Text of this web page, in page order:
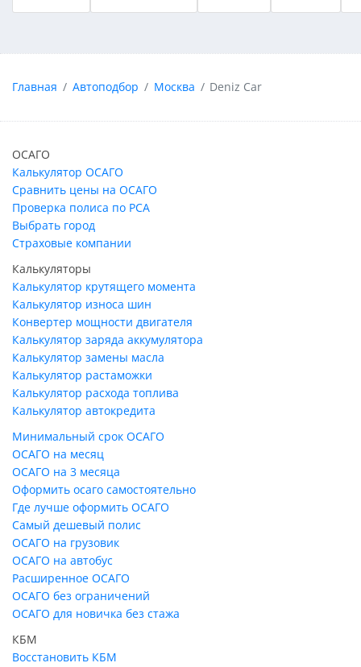
Главная Автоподбор Москва Deniz Car
ОСАГО
Калькулятор ОСАГО
Сравнить цены на ОСАГО
Проверка полиса по РСА
Выбрать город
Страховые компании
Калькуляторы
Калькулятор крутящего момента
Калькулятор износа шин
Конвертер мощности двигателя
Калькулятор заряда аккумулятора
Калькулятор замены масла
Калькулятор растаможки
Калькулятор расхода топлива
Калькулятор автокредита
Минимальный срок ОСАГО
ОСАГО на месяц
ОСАГО на 3 месяца
Оформить осаго самостоятельно
Где лучше оформить ОСАГО
Самый дешевый полис
ОСАГО на грузовик
ОСАГО на автобус
Расширенное ОСАГО
ОСАГО без ограничений
ОСАГО для новичка без стажа
КБМ
Восстановить КБМ